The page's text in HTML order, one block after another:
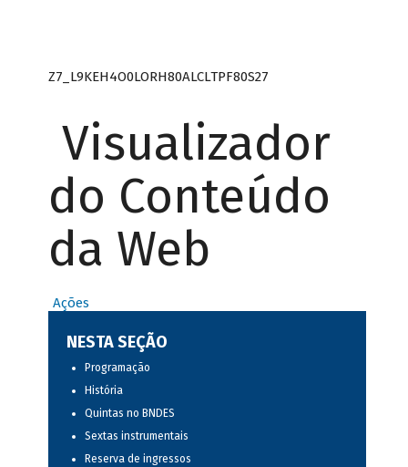
Z7_L9KEH4O0LORH80ALCLTPF80S27
Visualizador
do Conteúdo
da Web
Ações
NESTA SEÇÃO
Programação
História
Quintas no BNDES
Sextas instrumentais
Reserva de ingressos